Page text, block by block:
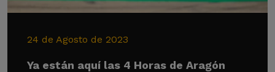
24 de Agosto de 2023
Ya están aquí las 4 Horas de Aragón